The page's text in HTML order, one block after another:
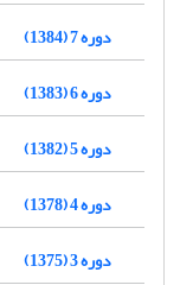
دوره 7 (1384)
دوره 6 (1383)
دوره 5 (1382)
دوره 4 (1378)
دوره 3 (1375)